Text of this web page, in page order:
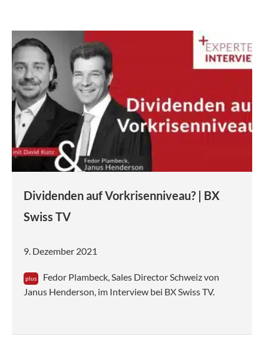
Dividenden auf Vorkrisenniveau? | BX
Swiss TV
9. Dezember 2021
Fedor Plambeck, Sales Director Schweiz von
Janus Henderson, im Interview bei BX Swiss TV.